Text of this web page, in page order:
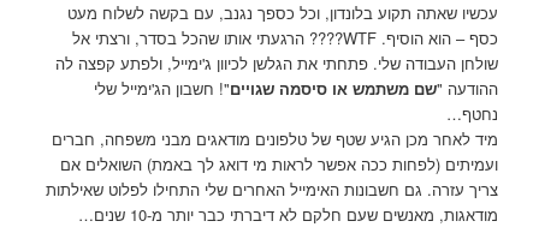
עכשיו שאתה תקוע בלונדון, וכל כספך נגנב, עם בקשה לשלוח מעט
כסף – הוא הוסיף. WTF???? הרגעתי אותו שהכל בסדר, ורצתי אל
שולחן העבודה שלי. פתחתי את הגלשן לכיוון ג'ימייל, ולפתע קפצה לה
ההודעה "שם משתמש או סיסמה שגויים"! חשבון הג'ימייל שלי
נחטף…
מיד לאחר מכן הגיע שטף של טלפונים מודאגים מבני משפחה, חברים
ועמיתים (לפחות ככה אפשר לראות מי דואג לך באמת) השואלים אם
צריך עזרה. גם חשבונות האימייל האחרים שלי התחילו לפלוט שאילתות
מודאגות, מאנשים שעם חלקם לא דיברתי כבר יותר מ-10 שנים…